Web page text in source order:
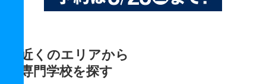
近くのエリアから
専門学校を探す